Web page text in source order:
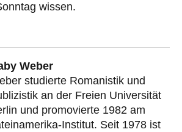
wissen.
Weber
studierte Romanistik und
an der Freien Universität
und promovierte 1982 am
Institut. Seit 1978 ist